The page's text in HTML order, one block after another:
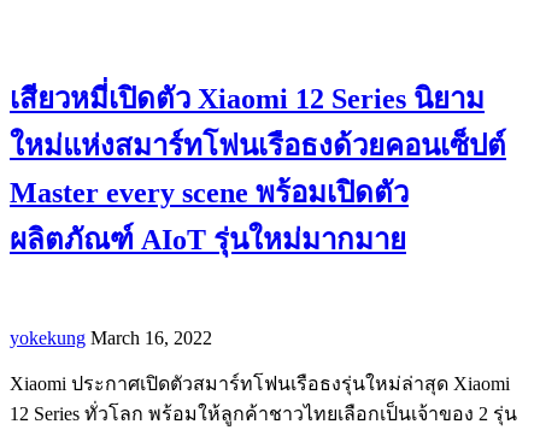
เสียวหมี่เปิดตัว Xiaomi 12 Series นิยาม
ใหม่แห่งสมาร์ทโฟนเรือธงด้วยคอนเซ็ปต์
Master every scene พร้อมเปิดตัว
ผลิตภัณฑ์ AIoT รุ่นใหม่มากมาย
yokekung March 16, 2022
Xiaomi ประกาศเปิดตัวสมาร์ทโฟนเรือธงรุ่นใหม่ล่าสุด Xiaomi
12 Series ทั่วโลก พร้อมให้ลูกค้าชาวไทยเลือกเป็นเจ้าของ 2 รุ่น